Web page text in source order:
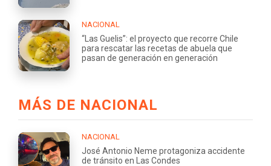
NACIONAL
“Las Guelis”: el proyecto que recorre Chile
para rescatar las recetas de abuela que
pasan de generación en generación
MÁS DE NACIONAL
NACIONAL
José Antonio Neme protagoniza accidente
de tránsito en Las Condes